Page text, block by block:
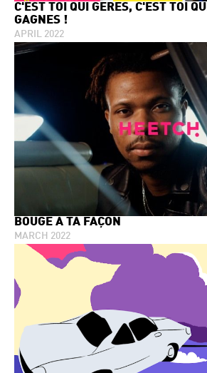
C'EST TOI QUI GÈRES, C'EST TOI QUI
GAGNES !
APRIL 2022
BOUGE À TA FAÇON
MARCH 2022